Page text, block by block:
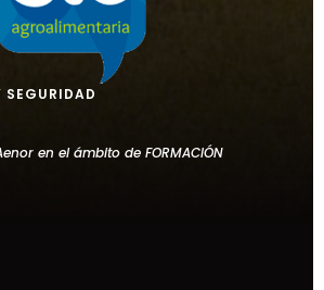
en el ámbito de FORMACIÓN